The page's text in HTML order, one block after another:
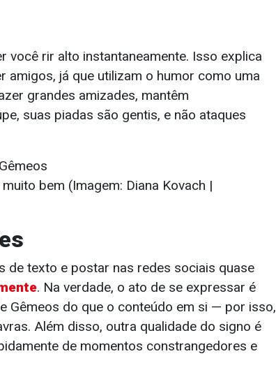
você rir alto instantaneamente. Isso explica
já que utilizam o humor como uma
grandes amizades, mantêm
suas piadas são gentis, e não ataques
bem (Imagem: Diana Kovach |
de texto e postar nas redes sociais quase
. Na verdade, o ato de se expressar é
Gêmeos do que o conteúdo em si — por isso,
Além disso, outra qualidade do signo é
de momentos constrangedores e